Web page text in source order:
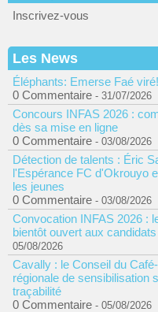
Inscrivez-vous
Les News
Éléphants: Emerse Faé viré!
0 Commentaire - 31/07/2026
Concours INFAS 2026 :
dès sa mise en ligne
0 Commentaire - 03/08/2026
Détection de talents : Éric
l'Espérance FC d'Okrouyo
les jeunes
0 Commentaire - 03/08/2026
Convocation INFAS 2026 :
bientôt ouvert aux candidats
05/08/2026
Cavally : le Conseil du
régionale de sensibilisation
traçabilité
0 Commentaire - 05/08/2026